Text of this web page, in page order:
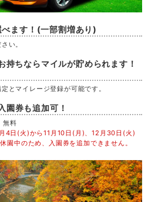
ます！(一部割増あり)
い。
ちならマイルが貯められます！
とマイレージ登録が可能です。
園券も追加可！
料
4日(火)から11月10日(月)、12月30日(火)
園中のため、入園券を追加できません。